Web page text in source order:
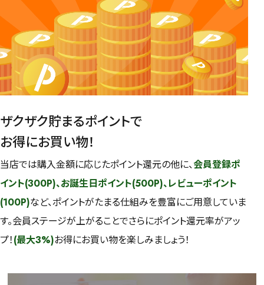
ザクザク貯まるポイントで
お得にお買い物！
当店では購入金額に応じたポイント還元の他に、会員登録ポ
イント(300P)、お誕生日ポイント(500P)、レビューポイント
(100P)など、ポイントがたまる仕組みを豊富にご用意していま
す。会員ステージが上がることでさらにポイント還元率がアッ
プ！(最大3%)お得にお買い物を楽しみましょう！